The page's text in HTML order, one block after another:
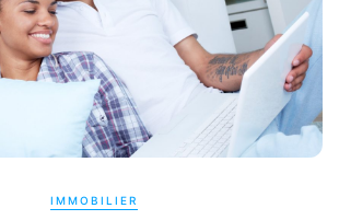
IMMOBILIER